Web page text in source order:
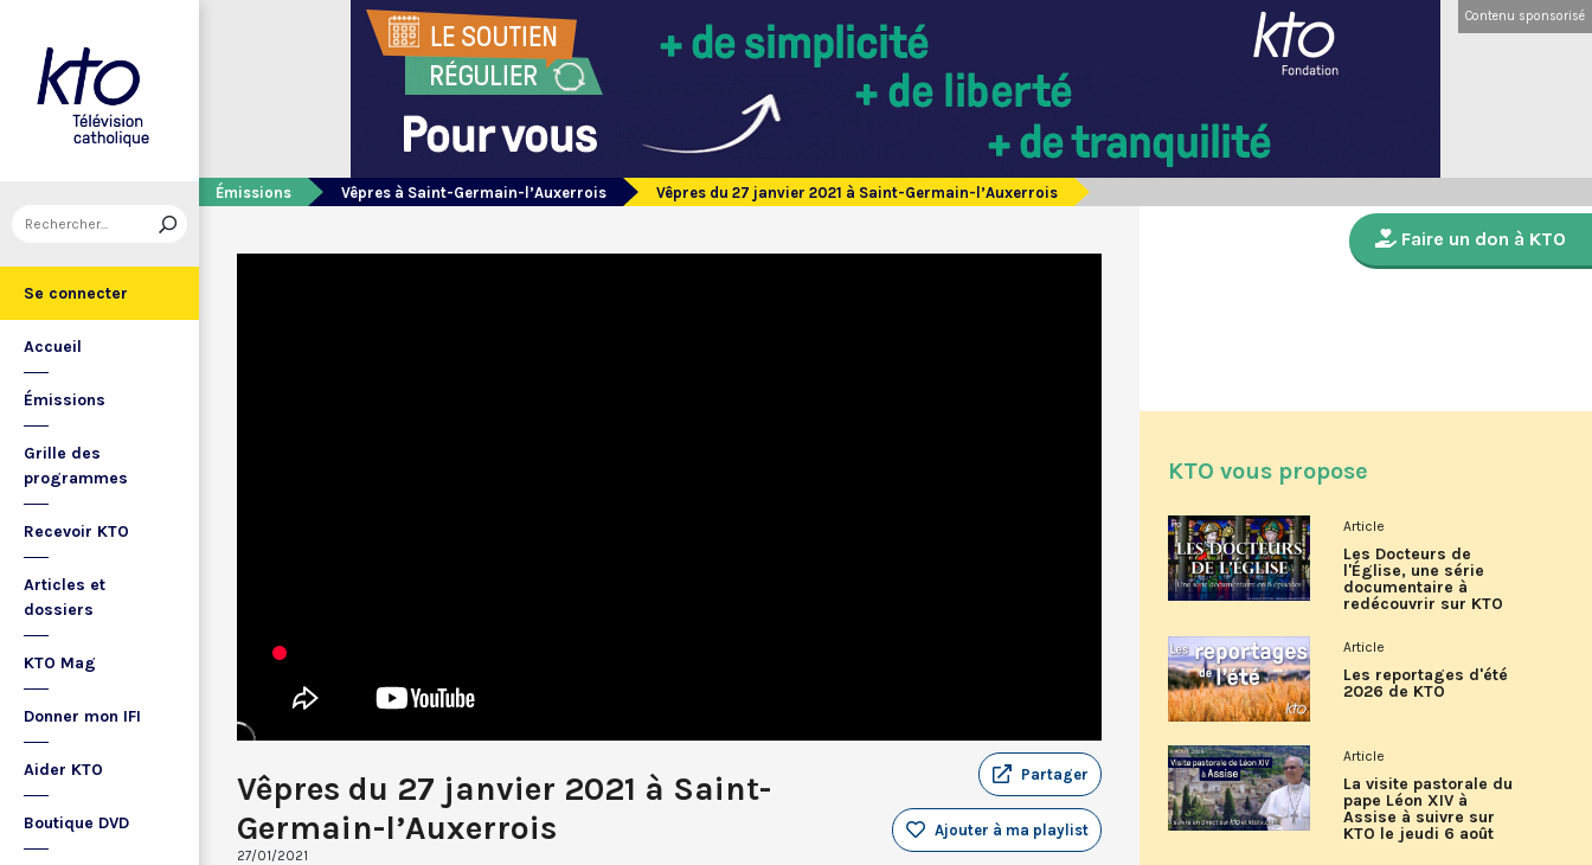
Se connecter
Accueil
Émissions
Grille des
programmes
Recevoir KTO
Articles et
dossiers
KTO Mag
Donner mon IFI
Aider KTO
Boutique DVD
Contenu sponsorisé
Émissions Vêpres à Saint-Germain-l’Auxerrois Vêpres du 27 janvier 2021 à Saint-Germain-l’Auxerrois
Vêpres du 27 janvier 2021 à Saint-
Germain-l’Auxerrois
27/01/2021
Partager
Ajouter à ma playlist
Faire un don à KTO
KTO vous propose
Article
Les Docteurs de
l'Église, une série
documentaire à
redécouvrir sur KTO
Article
Les reportages d'été
2026 de KTO
Article
La visite pastorale du
pape Léon XIV à
Assise à suivre sur
KTO le jeudi 6 août